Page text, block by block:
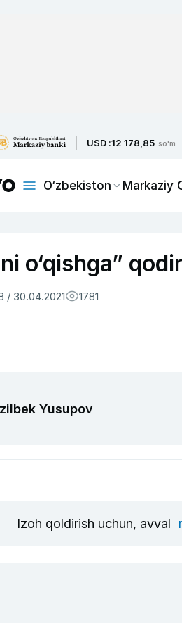
USD :12 178,85 so'm
O‘zbekiston Markaziy
o‘qishga”
/ 30.04.2021 1781
Yusupov
Izoh qoldirish uchun, avval